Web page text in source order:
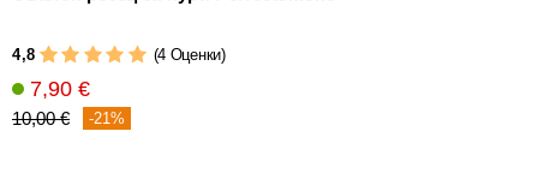
4,8 (4 Оценки)
7,90 €
10,00 € -21%